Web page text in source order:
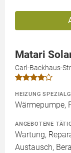
Matari
Carl-Backhaus-
HEIZUNG
Wärmepumpe,
ANGEBOTENE
Wartung,
Austausch,